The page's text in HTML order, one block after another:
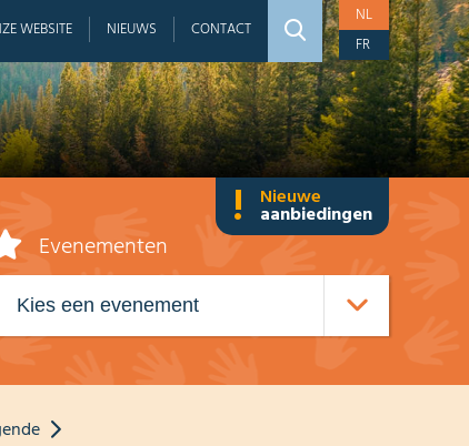
NL
FR
WEBSITE NIEUWS CONTACT
! Nieuwe
aanbiedingen
Evenementen